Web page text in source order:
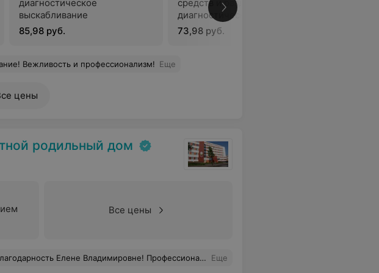
диагностическое
выскабливание
85,98 руб.
средств и раздельное
диагностическое
выскабливание
73,98 руб.
Вежливость и профессионализм! Еще
цены
родильный дом
Все цены
Владимировне удалось сохранить и доносить беременность, родить в срок здоровую девочку. Спасибо за профессионализм, чуткость, деликатное отношение и за счастье быть мамой! Еще